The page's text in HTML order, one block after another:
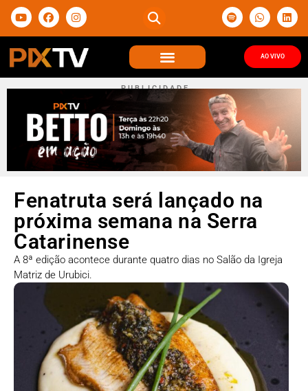
AO VIVO
P U B L I C I D A D E
Fenatruta será lançado na
próxima semana na Serra
Catarinense
A 8ª edição acontece durante quatro dias no Salão da Igreja
Matriz de Urubici.